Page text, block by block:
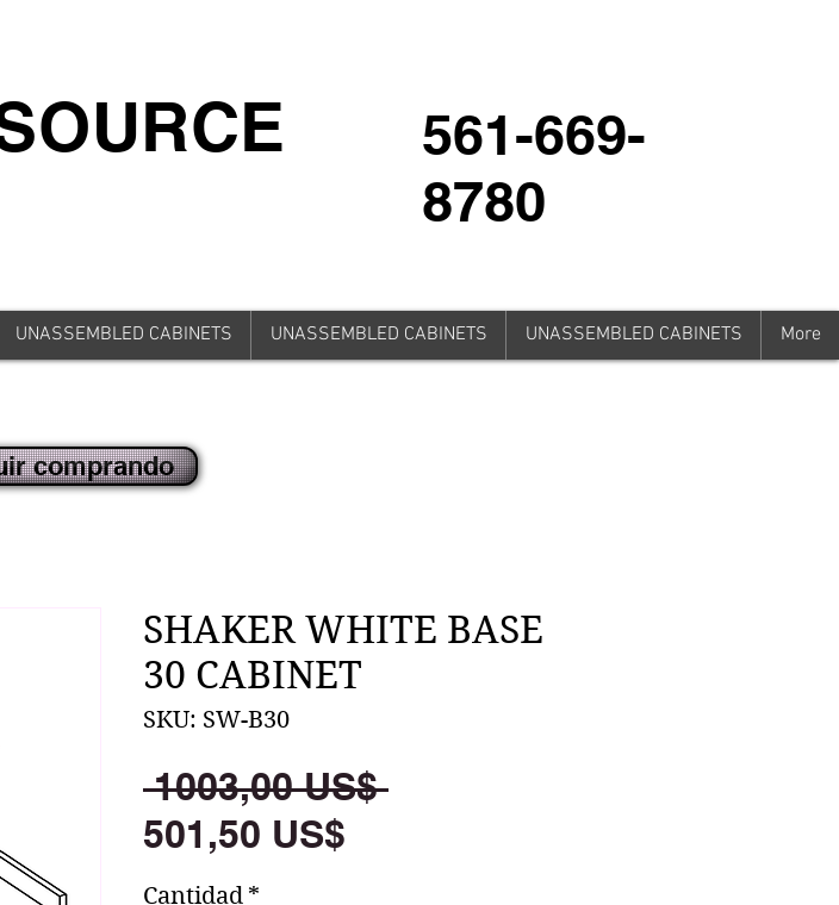
561-669-
8780
UNASSEMBLED CABINETS UNASSEMBLED CABINETS UNASSEMBLED CABINETS More
SHAKER WHITE BASE
30 CABINET
SKU: SW-B30
1003,00 US$ Precio
501,50 US$
Cantidad *
comprando